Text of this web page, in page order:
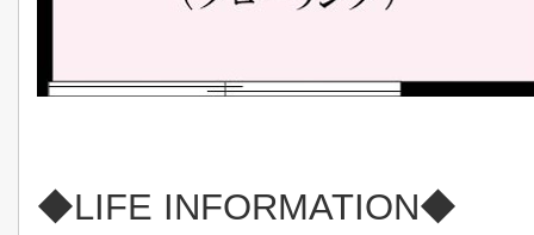
◆LIFE INFORMATION◆